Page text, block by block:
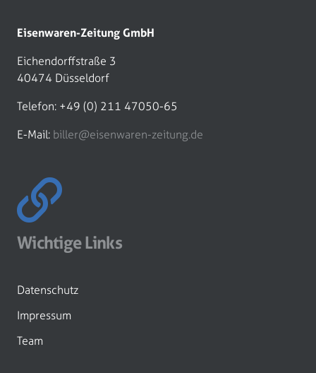
Eisenwaren-Zeitung GmbH
Eichendorffstraße 3
40474 Düsseldorf
Telefon: +49 (0) 211 47050-65
E-Mail: biller@eisenwaren-zeitung.de
Wichtige Links
Datenschutz
Impressum
Team